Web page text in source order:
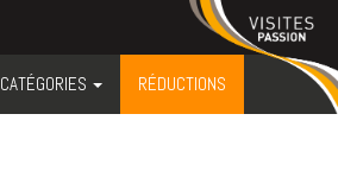
CATÉGORIES RÉDUCTIONS